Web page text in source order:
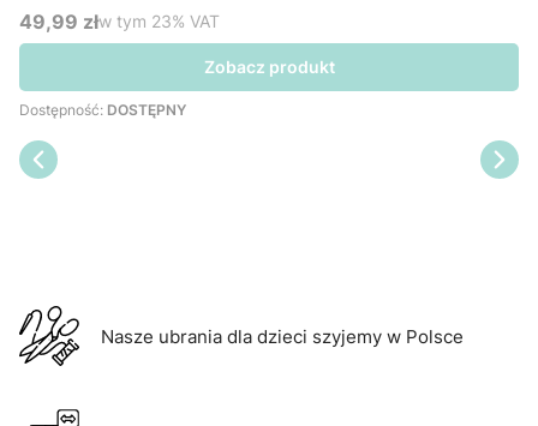
Cena brutto
49,99 złw tym %s VAT
w tym 23% VAT
Zobacz produkt
Dostępność: DOSTĘPNY
Nasze ubrania dla dzieci szyjemy w Polsce